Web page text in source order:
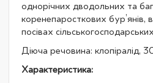
однорічних дводольних та
коренепаросткових бур’янів,
посівах
Діюча речовина: клопіралід,
Характеристика: